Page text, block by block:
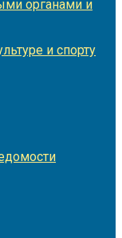
органами и
и спорту